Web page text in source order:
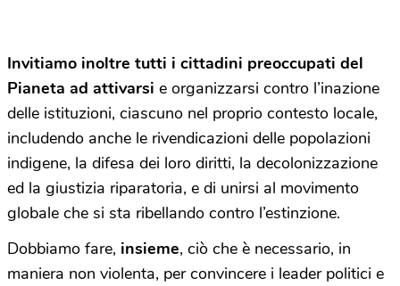
Invitiamo inoltre tutti i cittadini preoccupati del
Pianeta ad attivarsi e organizzarsi contro l’inazione
delle istituzioni, ciascuno nel proprio contesto locale,
includendo anche le rivendicazioni delle popolazioni
indigene, la difesa dei loro diritti, la decolonizzazione
ed la giustizia riparatoria, e di unirsi al movimento
globale che si sta ribellando contro l’estinzione.
Dobbiamo fare, insieme, ciò che è necessario, in
maniera non violenta, per convincere i leader politici e